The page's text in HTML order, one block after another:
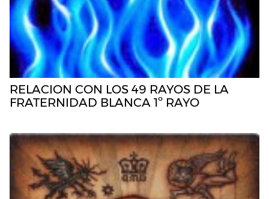
RELACION CON LOS 49 RAYOS DE LA
FRATERNIDAD BLANCA 1º RAYO